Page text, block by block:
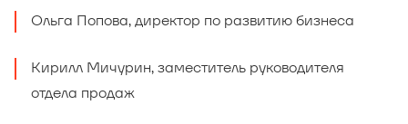
Ольга Попова, директор по развитию бизнеса
Кирилл Мичурин, заместитель руководителя
отдела продаж